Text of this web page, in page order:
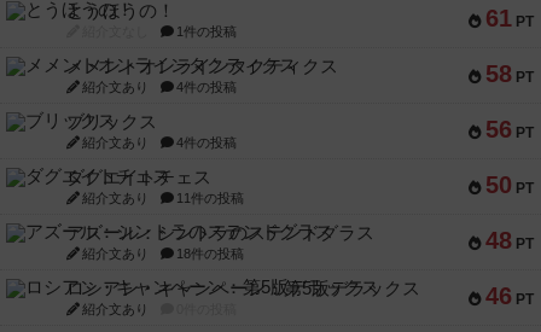
61 PT
とうほうの！
1件の投稿
58 PT
メメントオンラインタクティクス
紹介文あり 4件の投稿
56 PT
ブリックス
紹介文あり 4件の投稿
50 PT
ダグエイトチェス
紹介文あり 11件の投稿
48 PT
アズール：シントラのステンドグラス
紹介文あり 18件の投稿
46 PT
ロシアン・キャンペーン：第5版デラックス
紹介文あり